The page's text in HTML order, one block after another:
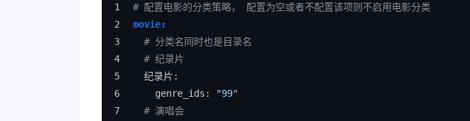
# 配置电影的分类策略， 配置为空或者不配置该项则不启用电影分类
movie:
# 分类名同时也是目录名
# 纪录片
  纪录片:
    genre_ids:
"99"
# 演唱会